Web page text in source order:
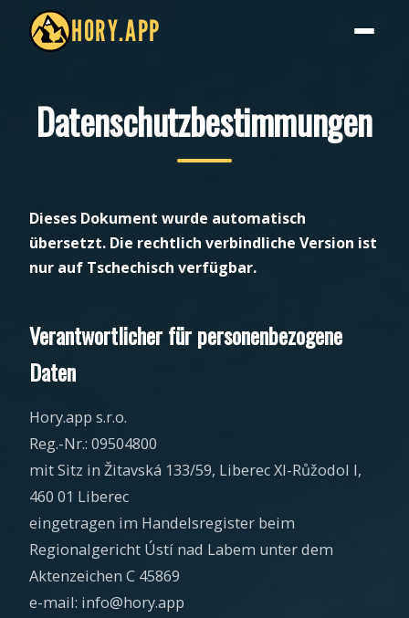
HORY.APP
Datenschutzbestimmungen
Dieses Dokument wurde automatisch
übersetzt. Die rechtlich verbindliche Version ist
nur auf Tschechisch verfügbar.
Verantwortlicher für personenbezogene
Daten
Hory.app s.r.o.
Reg.-Nr.: 09504800
mit Sitz in Žitavská 133/59, Liberec XI-Růžodol I,
460 01 Liberec
eingetragen im Handelsregister beim
Regionalgericht Ústí nad Labem unter dem
Aktenzeichen C 45869
e-mail: info@hory.app